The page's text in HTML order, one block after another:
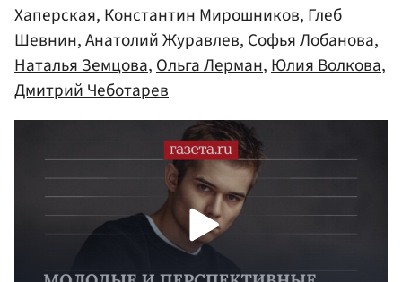
Хаперская, Константин Мирошников, Глеб
Шевнин,Анатолий Журавлев, Софья Лобанова,
Наталья Земцова,Ольга Лерман,Юлия Волкова,
Дмитрий Чеботарев